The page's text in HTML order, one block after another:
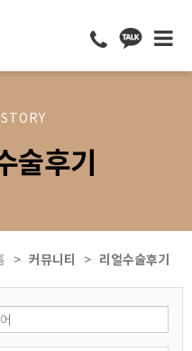
술후기
커뮤니티 리얼수술후기